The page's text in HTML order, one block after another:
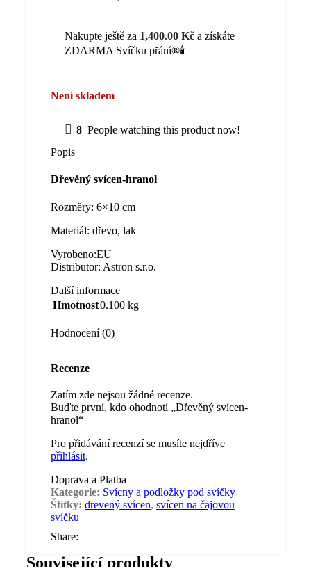
Nakupte ještě za 1,400.00 Kč a získáte
ZDARMA Svíčku přání®🕯️
Není skladem
8 People watching this product now!
Popis
Dřevěný svícen-hranol
Rozměry: 6×10 cm
Materiál: dřevo, lak
Vyrobeno:EU
Distributor: Astron s.r.o.
Další informace
Hmotnost0.100 kg
Hodnocení (0)
Recenze
Zatím zde nejsou žádné recenze.
Buďte první, kdo ohodnotí „Dřevěný svícen-
hranol“
Pro přidávání recenzí se musíte nejdříve
přihlásit.
Doprava a Platba
Kategorie: Svícny a podložky pod svíčky
Štítky: drevený svícen, svícen na čajovou
svíčku
Share:
Související produkty